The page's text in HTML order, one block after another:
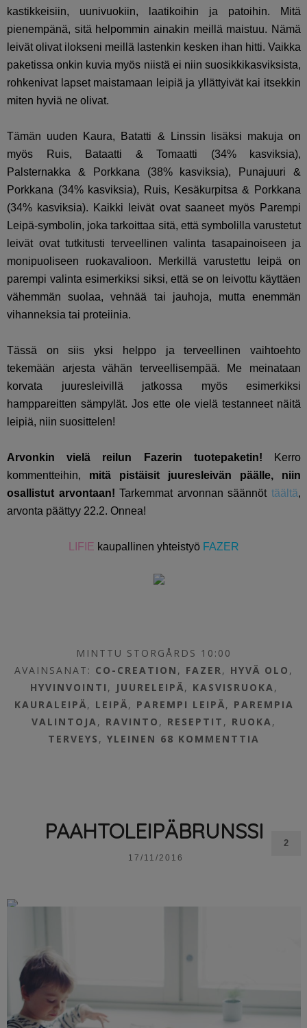
kastikkeisiin, uunivuokiin, laatikoihin ja patoihin. Mitä
pienempänä, sitä helpommin ainakin meillä maistuu. Nämä
leivät olivat ilokseni meillä lastenkin kesken ihan hitti. Vaikka
paketissa onkin kuvia myös niistä ei niin suosikkikasviksista,
rohkenivat lapset maistamaan leipiä ja yllättyivät kai itsekkin
miten hyviä ne olivat.
Tämän uuden Kaura, Batatti & Linssin lisäksi makuja on
myös Ruis, Bataatti & Tomaatti (34% kasviksia),
Palsternakka & Porkkana (38% kasviksia), Punajuuri &
Porkkana (34% kasviksia), Ruis, Kesäkurpitsa & Porkkana
(34% kasviksia). Kaikki leivät ovat saaneet myös Parempi
Leipä-symbolin, joka tarkoittaa sitä, että symbolilla varustetut
leivät ovat tutkitusti terveellinen valinta tasapainoiseen ja
monipuoliseen ruokavalioon. Merkillä varustettu leipä on
parempi valinta esimerkiksi siksi, että se on leivottu käyttäen
vähemmän suolaa, vehnää tai jauhoja, mutta enemmän
vihanneksia tai proteiinia.
Tässä on siis yksi helppo ja terveellinen vaihtoehto
tekemään arjesta vähän terveellisempää. Me meinataan
korvata juuresleivillä jatkossa myös esimerkiksi
hamppareitten sämpylät. Jos ette ole vielä testanneet näitä
leipiä, niin suosittelen!
Arvonkin vielä reilun Fazerin tuotepaketin! Kerro
kommentteihin, mitä pistäisit juuresleivän päälle, niin
osallistut arvontaan! Tarkemmat arvonnan säännöttäältä,
arvonta päättyy 22.2. Onnea!
LIFIE kaupallinen yhteistyö FAZER
MINTTU STORGÅRDS 10:00
AVAINSANAT: CO-CREATION , FAZER, HYVÄ OLO ,
HYVINVOINTI , JUURELEIPÄ, KASVISRUOKA,
KAURALEIPÄ, LEIPÄ, PAREMPI LEIPÄ, PAREMPIA
VALINTOJA, RAVINTO , RESEPTIT , RUOKA,
TERVEYS ,YLEINEN 68 KOMMENTTIA
PAAHTOLEIPÄBRUNSSI
17/11/2016
2